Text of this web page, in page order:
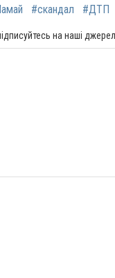
#скандал #ДТП
на наші